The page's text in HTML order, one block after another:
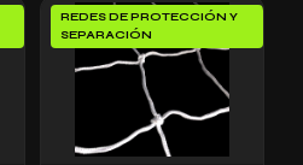
REDES DE PROTECCIÓN Y
SEPARACIÓN